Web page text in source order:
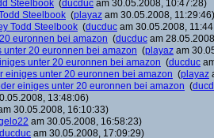
Steelbook (ducduc am 30.05.2008, 10:47:28)
Steelbook (playaz am 30.05.2008, 11:29:46)
Todd Steelbook (ducduc am 30.05.2008,
euronnen bei amazon (ducduc am
unter 20 euronnen bei amazon (playaz am
unter 20 euronnen bei amazon (ducduc
einiges unter 20 euronnen bei amazon (playaz
einiges unter 20 euronnen bei amazon (
13:48:06)
30.05.2008, 16:10:33)
am 30.05.2008, 16:58:23)
ducduc am 30.05.2008, 17:09:29)